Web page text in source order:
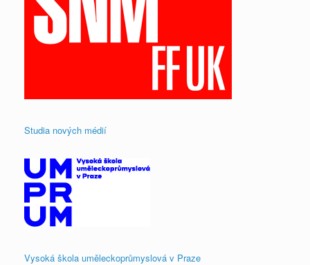
Studia nových médií
Vysoká škola uměleckoprůmyslová v Praze